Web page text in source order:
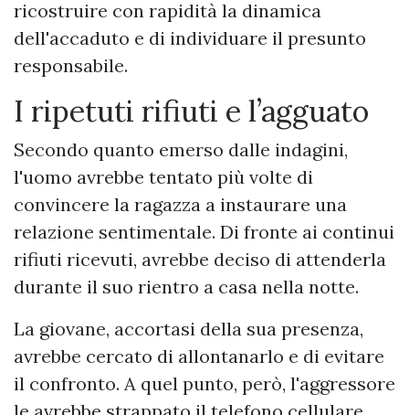
ricostruire con rapidità la dinamica
dell'accaduto e di individuare il presunto
responsabile.
I ripetuti rifiuti e l’agguato
Secondo quanto emerso dalle indagini,
l'uomo avrebbe tentato più volte di
convincere la ragazza a instaurare una
relazione sentimentale. Di fronte ai continui
rifiuti ricevuti, avrebbe deciso di attenderla
durante il suo rientro a casa nella notte.
La giovane, accortasi della sua presenza,
avrebbe cercato di allontanarlo e di evitare
il confronto. A quel punto, però, l'aggressore